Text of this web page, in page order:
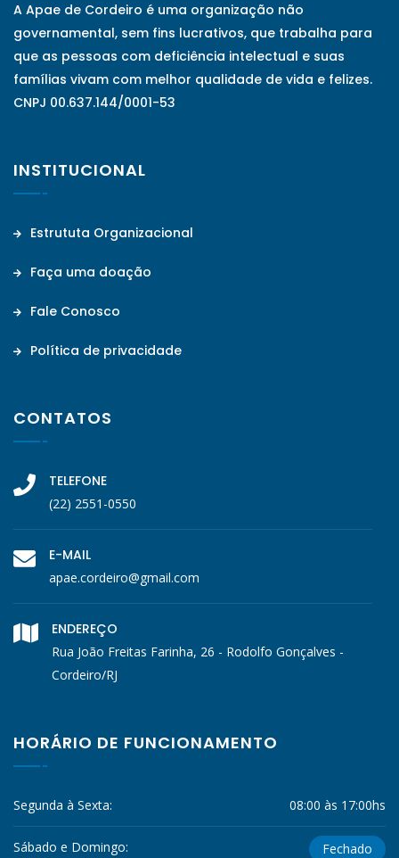
A Apae de Cordeiro é uma organização não
governamental, sem fins lucrativos, que trabalha para
que as pessoas com deficiência intelectual e suas
famílias vivam com melhor qualidade de vida e felizes.
CNPJ 00.637.144/0001-53
INSTITUCIONAL
Estrututa Organizacional
Faça uma doação
Fale Conosco
Política de privacidade
CONTATOS
TELEFONE
(22) 2551-0550
E-MAIL
apae.cordeiro@gmail.com
ENDEREÇO
Rua João Freitas Farinha, 26 - Rodolfo Gonçalves -
Cordeiro/RJ
HORÁRIO DE FUNCIONAMENTO
Segunda à Sexta: 08:00 às 17:00hs
Sábado e Domingo: Fechado